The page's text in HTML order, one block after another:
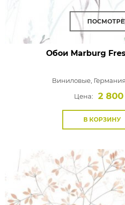
Обои Marburg
Виниловые,
Цена:
2
В КОРЗИНУ